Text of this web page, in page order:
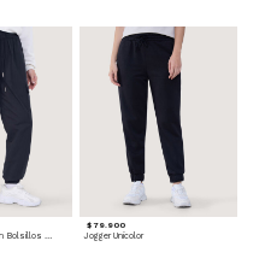
Pantalón Jogger con Bolsillos Cargo
$ 79.900
Jogger Unicolor